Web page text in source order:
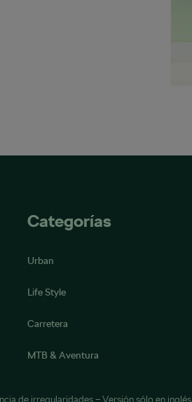
Categorías
Urban
Life Style
Carretera
MTB & Aventura
de irregularidades– Versión sólo en inglés,